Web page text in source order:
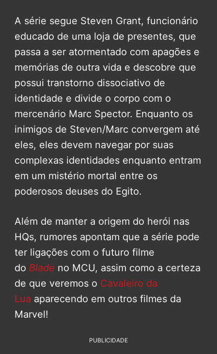
A série segue Steven Grant, funcionário
educado de uma loja de presentes, que
passa a ser atormentado com apagões e
memórias de outra vida e descobre que
possui transtorno dissociativo de
identidade e divide o corpo com o
mercenário Marc Spector. Enquanto os
inimigos de Steven/Marc convergem até
eles, eles devem navegar por suas
complexas identidades enquanto entram
em um mistério mortal entre os
poderosos deuses do Egito.
Além de manter a origem do herói nas
HQs, rumores apontam que a série pode
ter ligações com o futuro filme
do Blade no MCU, assim como a certeza
de que veremos o Cavaleiro da
Lua aparecendo em outros filmes da
Marvel!
PUBLICIDADE